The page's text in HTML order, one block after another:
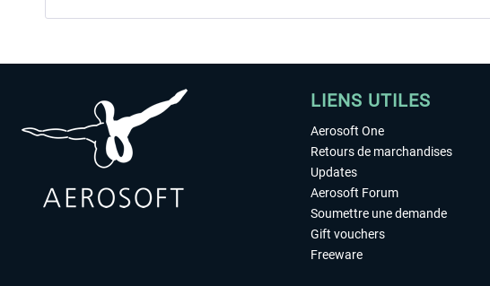
LIENS UTILES
Aerosoft One
Retours de marchandises
Updates
Aerosoft Forum
Soumettre une demande
Gift vouchers
Freeware